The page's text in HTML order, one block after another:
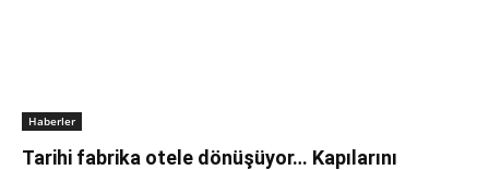
Haberler
Tarihi fabrika otele dönüşüyor… Kapılarını